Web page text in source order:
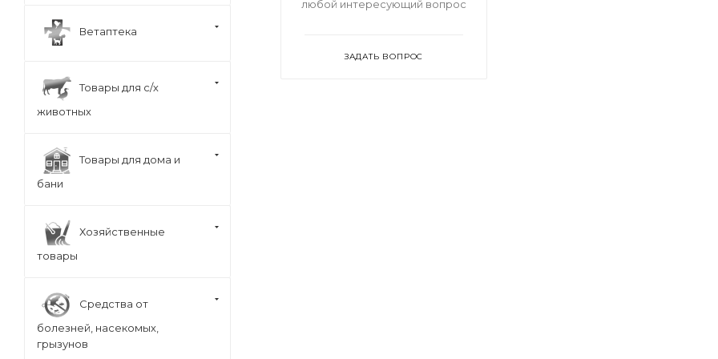
любой интересующий вопрос
ЗАДАТЬ ВОПРОС
Ветаптека
Товары для с/х
животных
Товары для дома и
бани
Хозяйственные
товары
Средства от
болезней, насекомых,
грызунов